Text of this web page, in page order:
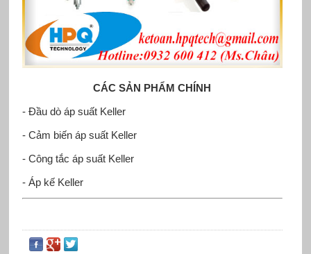
CÁC SẢN PHẨM CHÍNH
- Đầu dò áp suất Keller
- Cảm biến áp suất Keller
- Công tắc áp suất Keller
- Áp kế Keller